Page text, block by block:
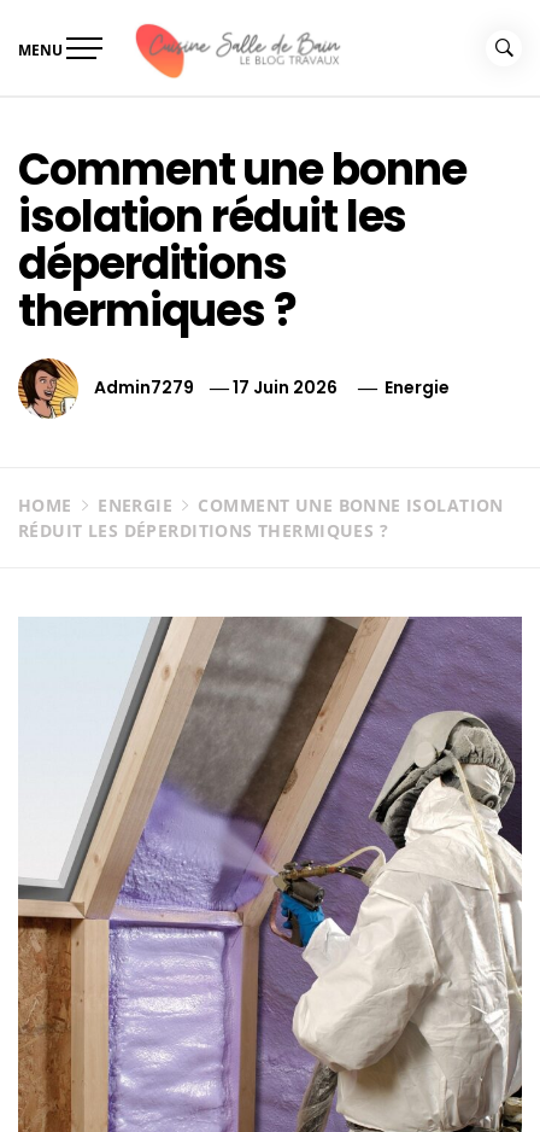
MENU
Comment une bonne
isolation réduit les
déperditions
thermiques ?
Admin7279 17 Juin 2026 Energie
HOME ENERGIE
COMMENT UNE BONNE ISOLATION
RÉDUIT LES DÉPERDITIONS THERMIQUES ?